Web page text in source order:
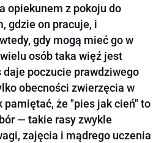
opiekunem z pokoju do
gdzie on pracuje, i
gdy mogą mieć go w
osób taka więź jest
daje poczucie prawdziwego
obecności zwierzęcia w
pamiętać, że "pies jak cień" to
— takie rasy zwykle
zajęcia i mądrego uczenia